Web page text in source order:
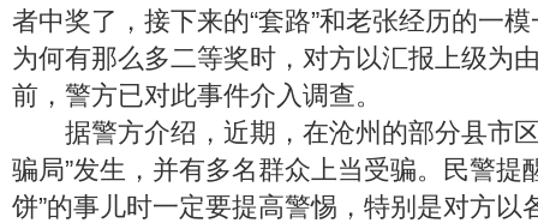
者中奖了，接下来的“套路”和老张经历的一
为何有那么多二等奖时，对方以汇报上级为
前，警方已对此事件介入调查。
据警方介绍，近期，在沧州的部分县市区
骗局”发生，并有多名群众上当受骗。民警提
饼”的事儿时一定要提高警惕，特别是对方以